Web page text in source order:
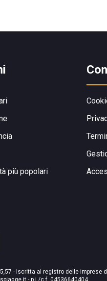
più popolari
- Iscritta al registro delle imprese
- p.i./c.f. 04536640404